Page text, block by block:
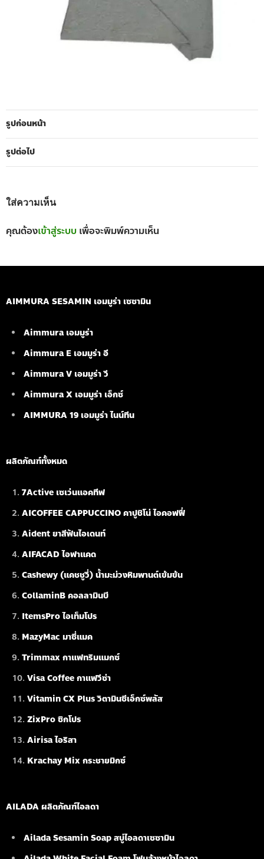
รูปก่อนหน้า
รูปต่อไป
ใส่ความเห็น
คุณต้องเข้าสู่ระบบ เพื่อจะพิมพ์ความเห็น
AIMMURA SESAMIN เอมมูร่า เซซามิน
Aimmura เอมมูร่า
Aimmura E เอมมูร่า อี
Aimmura V เอมมูร่า วี
Aimmura X เอมมูร่า เอ็กซ์
AIMMURA 19 เอมมูร่า ไนน์ทีน
ผลิตภัณฑ์ทั้งหมด
7Active เซเว่นแอคทีฟ
AICOFFEE CAPPUCCINO คาปูชิโน่ ไอคอฟฟี่
Aident ยาสีฟันไอเดนท์
AIFACAD ไอฟาแคด
Cashewy (แคชชูวี่) น้ำมะม่วงหิมพานต์เข้มข้น
CollaminB คอลลามินบี
ItemsPro ไอเท็มโปร
MazyMac มาซี่แมค
Trimmax กาแฟทริมแมกซ์
Visa Coffee กาแฟวีซ่า
Vitamin CX Plus วิตามินซีเอ็กซ์พลัส
ZixPro ซิกโปร
Airisa ไอริสา
Krachay Mix กระชายมิกซ์
AILADA ผลิตภัณฑ์ไอลดา
Ailada Sesamin Soapสบู่ไอลดาเซซามิน